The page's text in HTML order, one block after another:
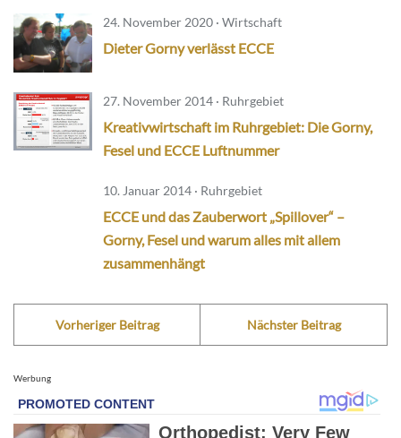
24. November 2020 · Wirtschaft
Dieter Gorny verlässt ECCE
27. November 2014 · Ruhrgebiet
Kreativwirtschaft im Ruhrgebiet: Die Gorny,
Fesel und ECCE Luftnummer
10. Januar 2014 · Ruhrgebiet
ECCE und das Zauberwort „Spillover“ –
Gorny, Fesel und warum alles mit allem
zusammenhängt
Vorheriger Beitrag Nächster Beitrag
Werbung